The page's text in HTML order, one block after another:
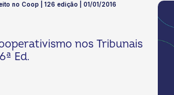
no Coop | 126 edição | 01/01/2016
nos Tribunais
Ed.